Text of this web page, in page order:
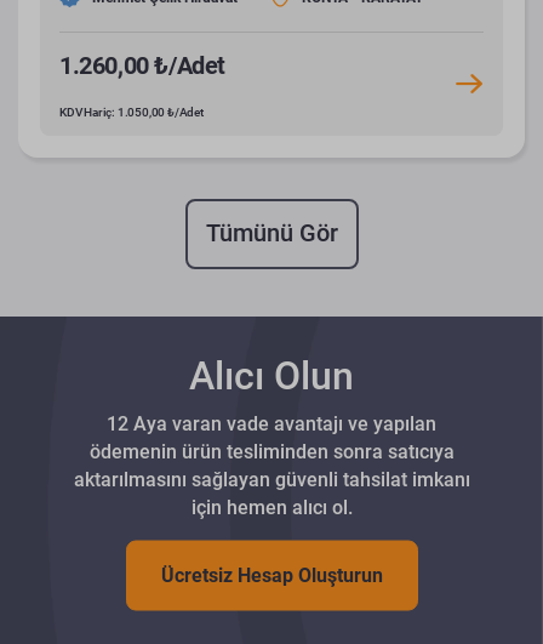
1.260,00 ₺/Adet
KDV Hariç: 1.050,00 ₺/Adet
Tümünü Gör
Alıcı Olun
12 Aya varan vade avantajı ve yapılan
ödemenin ürün tesliminden sonra satıcıya
aktarılmasını sağlayan güvenli tahsilat imkanı
için hemen alıcı ol.
Ücretsiz Hesap Oluşturun